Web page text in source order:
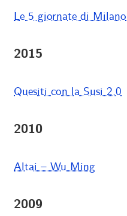
Le 5 giornate di Milano
2015
Quesiti con la Susi 2.0
2010
Altai – Wu Ming
2009